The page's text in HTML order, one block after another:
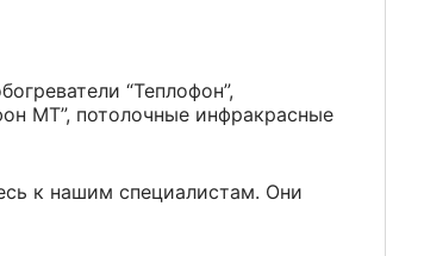
“Теплофон”,
МТ”, потолочные инфракрасные
к нашим специалистам. Они